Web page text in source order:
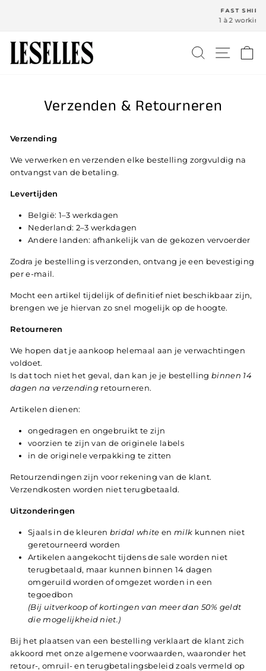
ZOEK
Verzenden & Retourneren
Verzending
We verwerken en verzenden elke bestelling zorgvuldig na
ontvangst van de betaling.
Levertijden
België: 1–3 werkdagen
Nederland: 2–3 werkdagen
Andere landen: afhankelijk van de gekozen vervoerder
Zodra je bestelling is verzonden, ontvang je een bevestiging
per e-mail.
Mocht een artikel tijdelijk of definitief niet beschikbaar zijn,
brengen we je hiervan zo snel mogelijk op de hoogte.
Retourneren
We hopen dat je aankoop helemaal aan je verwachtingen
voldoet.
Is dat toch niet het geval, dan kan je je bestellingbinnen 14
dagen na verzending retourneren.
Artikelen dienen:
ongedragen en ongebruikt te zijn
voorzien te zijn van de originele labels
in de originele verpakking te zitten
Retourzendingen zijn voor rekening van de klant.
Verzendkosten worden niet terugbetaald.
Uitzonderingen
Sjaals in de kleuren bridal white en milk kunnen niet
geretourneerd worden
Artikelen aangekocht tijdens de sale worden niet
terugbetaald, maar kunnen binnen 14 dagen
omgeruild worden of omgezet worden in een
tegoedbon
(Bij uitverkoop of kortingen van meer dan 50% geldt
die mogelijkheid niet.)
Bij het plaatsen van een bestelling verklaart de klant zich
akkoord met onze algemene voorwaarden, waaronder het
retour-, omruil- en terugbetalingsbeleid zoals vermeld op